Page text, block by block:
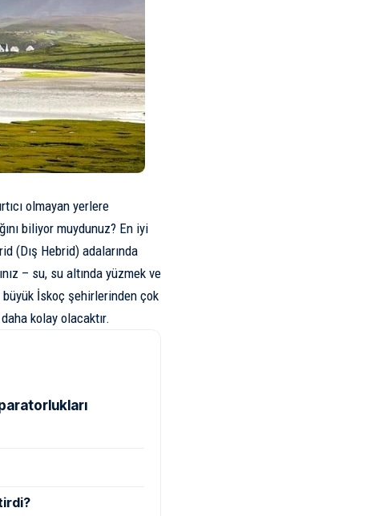
olmayan yerlere
biliyor muydunuz? En iyi
(Dış Hebrid) adalarında
– su, su altında yüzmek ve
İskoç şehirlerinden çok
kolay olacaktır.